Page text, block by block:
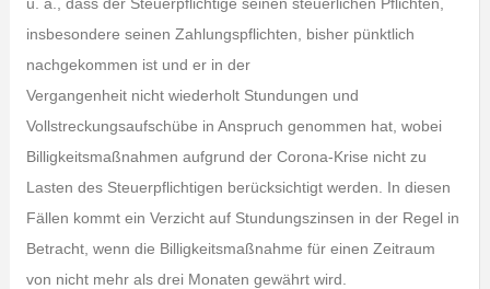
insbesondere seinen Zahlungspflichten, bisher pünktlich
nachgekommen ist und er in der
Vergangenheit nicht wiederholt Stundungen und
Vollstreckungsaufschübe in Anspruch genommen hat, wobei
Billigkeitsmaßnahmen aufgrund der Corona-Krise nicht zu
Lasten des Steuerpflichtigen berücksichtigt werden. In diesen
Fällen kommt ein Verzicht auf Stundungszinsen in der Regel in
Betracht, wenn die Billigkeitsmaßnahme für einen Zeitraum
von nicht mehr als drei Monaten gewährt wird.